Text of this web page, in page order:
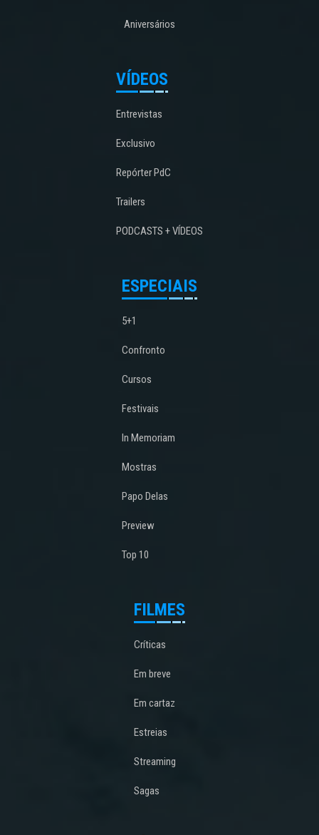
Aniversários
VÍDEOS
Entrevistas
Exclusivo
Repórter PdC
Trailers
PODCASTS + VÍDEOS
ESPECIAIS
5+1
Confronto
Cursos
Festivais
In Memoriam
Mostras
Papo Delas
Preview
Top 10
FILMES
Críticas
Em breve
Em cartaz
Estreias
Streaming
Sagas